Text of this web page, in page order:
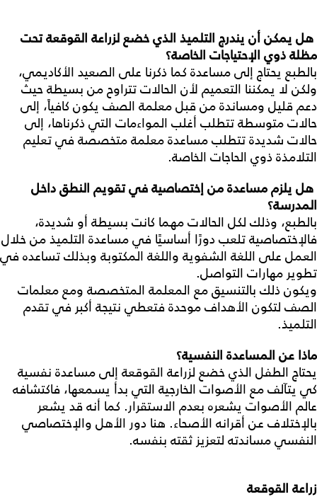
هل يمكنأن يندرج التلميذ الذيخضعلزراعة القوقعةتحت
مظلةذوي الإحتياجات الخاصة؟
بالطبع يحتاج إلى مساعدة كما ذكرنا على الصعيد الأكاديمي،
ولكن لا يمكننا التعميم لأن الحالات تتراوح من بسيطة حيث
دعم قليل ومساندة من قبل معلمة الصف يكون كافياً، إلى
حالات متوسطة تتطلب أغلب المواءمات التي ذكرناها، إلى
حالات شديدة تتطلب مساعدة معلمة متخصصة في تعليم
التلامذة ذوي الحاجات الخاصة.
هل يلزممساعدةمنإختصاصيةفيتقويم النطقداخل
المدرسة؟
بالطبع، وذلك لكل الحالات مهما كانت بسيطة أو شديدة،
فالإختصاصية تلعب دورًا أساسيًا في مساعدة التلميذ من خلال
العمل على اللغة الشفوية واللغة المكتوبة وبذلك تساعده في
تطوير مهارات التواصل.
ويكون ذلك بالتنسيق مع المعلمة المتخصصة ومع معلمات
الصف لتكون الأهداف موحدة فتعطي نتيجة أكبر في تقدم
التلميذ.
ماذا عن المساعدة النفسية؟
يحتاج الطفل الذي خضع لزراعة القوقعة إلى مساعدة نفسية
كي يتآلف مع الأصوات الخارجية التي بدأ يسمعها، فاكتشافه
عالم الأصوات يشعره بعدم الاستقرار. كما أنه قد يشعر
بالإختلاف عن أقرانه الأصحاء. هنا دور الأهل والإختصاصي
النفسي مساندته لتعزيز ثقته بنفسه.
زراعة القوقعة